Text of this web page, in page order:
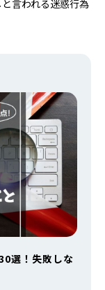
言われる迷惑行為
選！失敗しな